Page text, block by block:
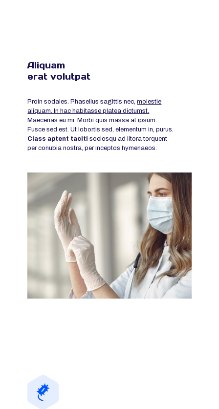
Aliquam
erat volutpat
Proin sodales. Phasellus sagittis nec,molestie
aliquam. In hac habitasse platea dictumst.
Maecenas eu mi. Morbi quis massa at ipsum.
Fusce sed est. Ut lobortis sed, elementum in, purus.
Class aptent taciti sociosqu ad litora torquent
per conubia nostra, per inceptos hymenaeos.